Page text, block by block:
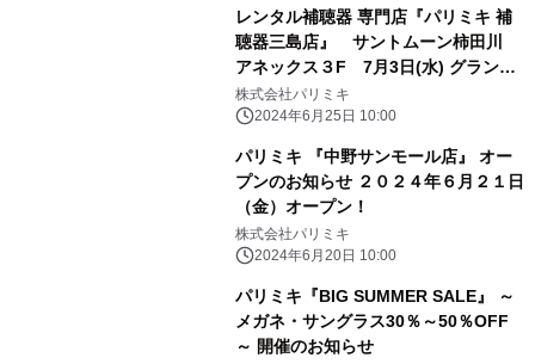
レンタル補聴器 専門店『パリミキ 補
聴器三島店』 サントムーン柿田川
アネックス３F 7月3日(水) グランド
オープン！
株式会社パリミキ
2024年6月25日 10:00
パリミキ 『中野サンモール店』 オー
プンのお知らせ ２０２４年６月２１日
（金）オープン！
株式会社パリミキ
2024年6月20日 10:00
パリミキ『BIG SUMMER SALE』 ～
メガネ・サングラス30％～50％OFF
～ 開催のお知らせ